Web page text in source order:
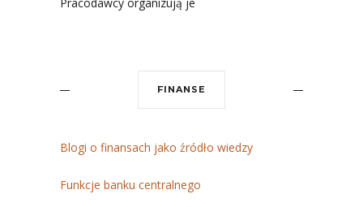
FINANSE
Blogi o finansach jako źródło wiedzy
Funkcje banku centralnego